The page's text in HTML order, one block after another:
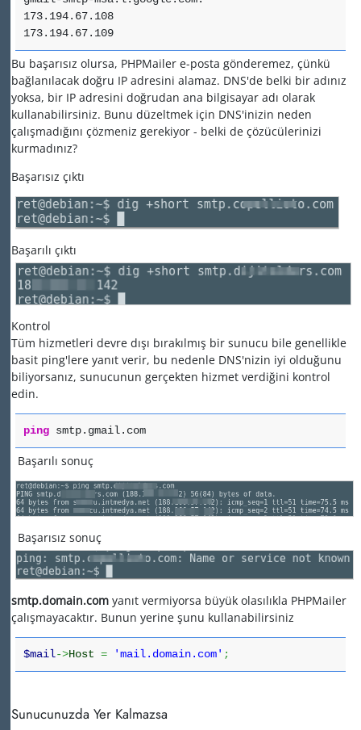
173.194.67.108
173.194.67.109
Bu başarısız olursa, PHPMailer e-posta gönderemez, çünkü
bağlanılacak doğru IP adresini alamaz. DNS'de belki bir adınız
yoksa, bir IP adresini doğrudan ana bilgisayar adı olarak
kullanabilirsiniz. Bunu düzeltmek için DNS'inizin neden
çalışmadığını çözmeniz gerekiyor - belki de çözücülerinizi
kurmadınız?
Başarısız çıktı
Başarılı çıktı
Kontrol
Tüm hizmetleri devre dışı bırakılmış bir sunucu bile genellikle
basit ping'lere yanıt verir, bu nedenle DNS'nizin iyi olduğunu
biliyorsanız, sunucunun gerçekten hizmet verdiğini kontrol
edin.
ping smtp.gmail.com
Başarılı sonuç
Başarısız sonuç
smtp.domain.com yanıt vermiyorsa büyük olasılıkla PHPMailer
çalışmayacaktır. Bunun yerine şunu kullanabilirsiniz
$mail->Host = 'mail.domain.com' ;
Sunucunuzda Yer Kalmazsa